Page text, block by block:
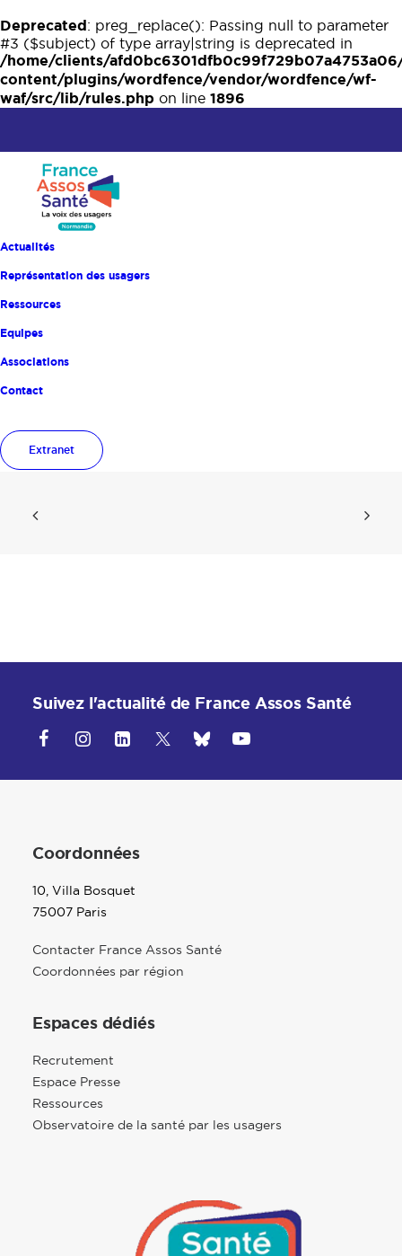
Deprecated: preg_replace(): Passing null to parameter
#3 ($subject) of type array|string is deprecated in
/home/clients/
content/plugins/wordfence/vendor/wordfence/wf-
waf/src/lib/rules.php on line 1896
Actualités
Représentation des usagers
Ressources
Equipes
Associations
Contact
Extranet
FORMATION –
Analyser les plaintes
et réclamations
12 JANVIER 2023
Suivez l'actualité de France Assos Santé
Coordonnées
10, Villa Bosquet
75007 Paris
Contacter France Assos Santé
Coordonnées par région
Espaces dédiés
Recrutement
Espace Presse
Ressources
Observatoire de la santé par les usagers